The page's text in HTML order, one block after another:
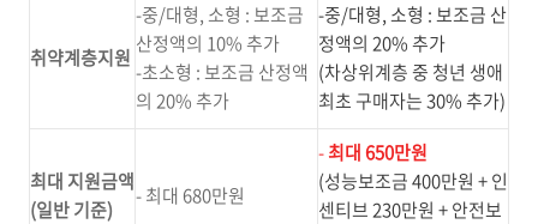
취약계층지원
-중/대형, 소형 : 보조금
산정액의 10% 추가
-초소형 : 보조금 산정액
의 20% 추가
-중/대형, 소형 : 보조금 산
정액의 20% 추가
(차상위계층 중 청년 생애
최초 구매자는 30% 추가)
최대 지원금액
(일반 기준)
- 최대 680만원
-최대 650만원
(성능보조금 400만원 + 인
센티브 230만원 + 안전보